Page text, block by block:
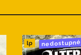
lp nedostupné